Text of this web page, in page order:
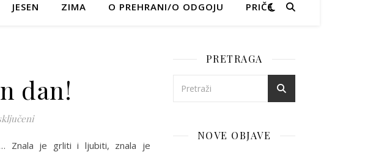
JESEN ZIMA O PREHRANI/O ODGOJU PRIČE
dan!
za Sretan Majčin dan!
Znala je grliti i ljubiti, znala je
PRETRAGA
NOVE OBJAVE